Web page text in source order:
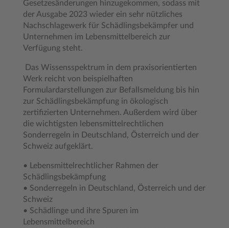
Gesetzesänderungen hinzugekommen, sodass mit
der Ausgabe 2023 wieder ein sehr nützliches
Nachschlagewerk für Schädlingsbekämpfer und
Unternehmen im Lebensmittelbereich zur
Verfügung steht.
Das Wissensspektrum in dem praxisorientierten
Werk reicht von beispielhaften
Formulardarstellungen zur Befallsmeldung bis hin
zur Schädlingsbekämpfung in ökologisch
zertifizierten Unternehmen. Außerdem wird über
die wichtigsten lebensmittelrechtlichen
Sonderregeln in Deutschland, Österreich und der
Schweiz aufgeklärt.
• Lebensmittelrechtlicher Rahmen der
Schädlingsbekämpfung
• Sonderregeln in Deutschland, Österreich und der
Schweiz
• Schädlinge und ihre Spuren im
Lebensmittelbereich